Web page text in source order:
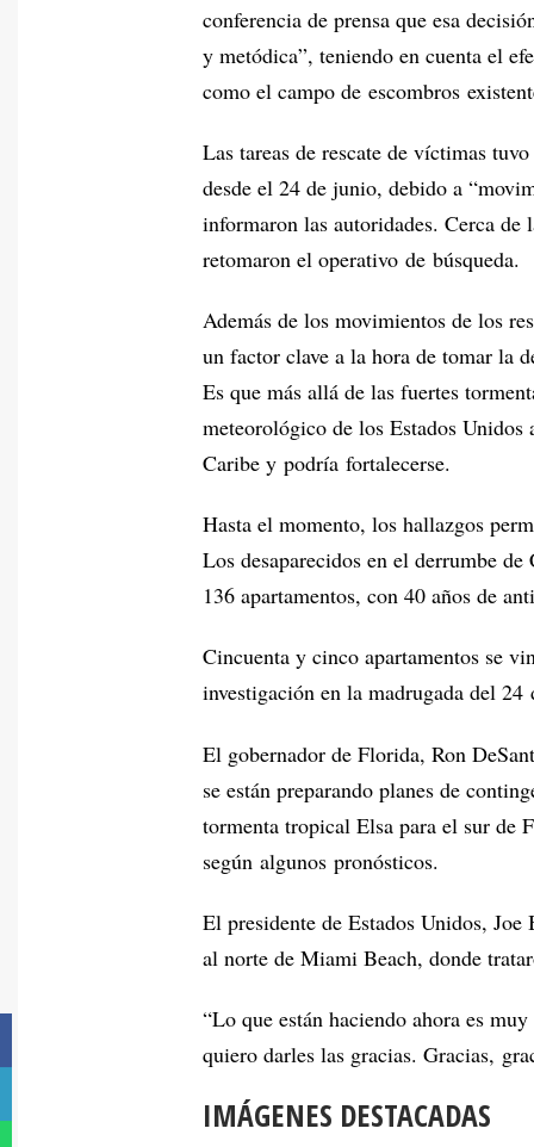
conferencia de prensa que esa
y metódica”, teniendo en cuenta el
como el campo de escombros
Las tareas de rescate de víctimas
desde el 24 de junio, debido a
informaron las autoridades. Cerca de
retomaron el operativo de búsqueda.
Además de los movimientos de los
un factor clave a la hora de tomar la
Es que más allá de las fuertes
meteorológico de los Estados
Caribe y podría fortalecerse.
Hasta el momento, los hallazgos
Los desaparecidos en el derrumbe
136 apartamentos, con 40 años de
Cincuenta y cinco apartamentos se
investigación en la madrugada del
El gobernador de Florida, Ron
se están preparando planes de
tormenta tropical Elsa para el sur de
según algunos pronósticos.
El presidente de Estados Unidos,
al norte de Miami Beach, donde
“Lo que están haciendo ahora es
quiero darles las gracias. Gracias,
IMÁGENES DESTACADAS